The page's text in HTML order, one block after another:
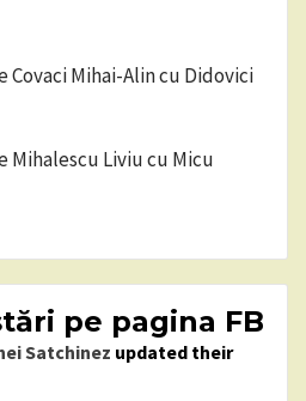
Mihai-Alin cu Didovici
Liviu cu Micu
pe pagina FB
Satchinez updated their